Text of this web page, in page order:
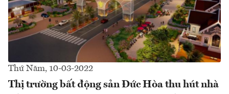
Thứ Năm, 10-03-2022
Thị trường bất động sản Đức Hòa thu hút nhà